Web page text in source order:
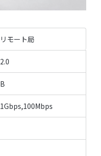
リモート局
2.0
B
1Gbps,100Mbps